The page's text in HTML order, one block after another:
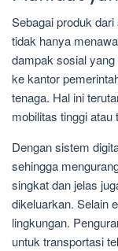
Sebagai produk
tidak hanya
dampak sosial
ke kantor
tenaga. Hal ini
mobilitas tinggi atau
Dengan sistem
sehingga
singkat dan jelas
dikeluarkan. Selain
lingkungan.
untuk transportasi